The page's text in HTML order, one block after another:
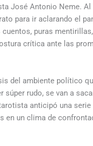
José Antonio Neme.
para ir aclarando el
puras
crítica ante las
del ambiente político
rudo, se van a
anticipó una
un clima de